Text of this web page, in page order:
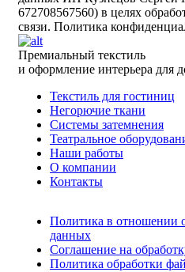
672708567560) в целях
связи. Политика
Премиальный текстиль
и оформление интерьера для
Текстиль для гостиниц
Негорючие ткани
Системы затемнения
Театральное
Наши работы
О компании
Контакты
Политика в отношении
данных
Соглашение на
Политика обработки